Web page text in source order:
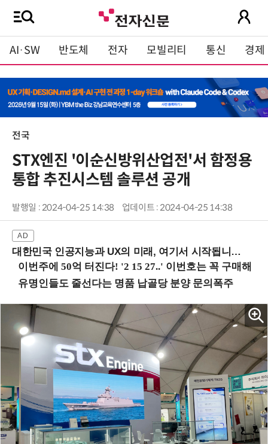
AI·SW 반도체 전자 모빌리티 통신 경제
전국
STX엔진 '이순신방위산업전'서 함정용
통합 추진시스템 솔루션 공개
발행일 : 2024-04-25 14:38 업데이트 : 2024-04-25 14:38
대한민국 인공지능과 UX의 미래, 여기서 시작됩니다! (9/2 강남역)